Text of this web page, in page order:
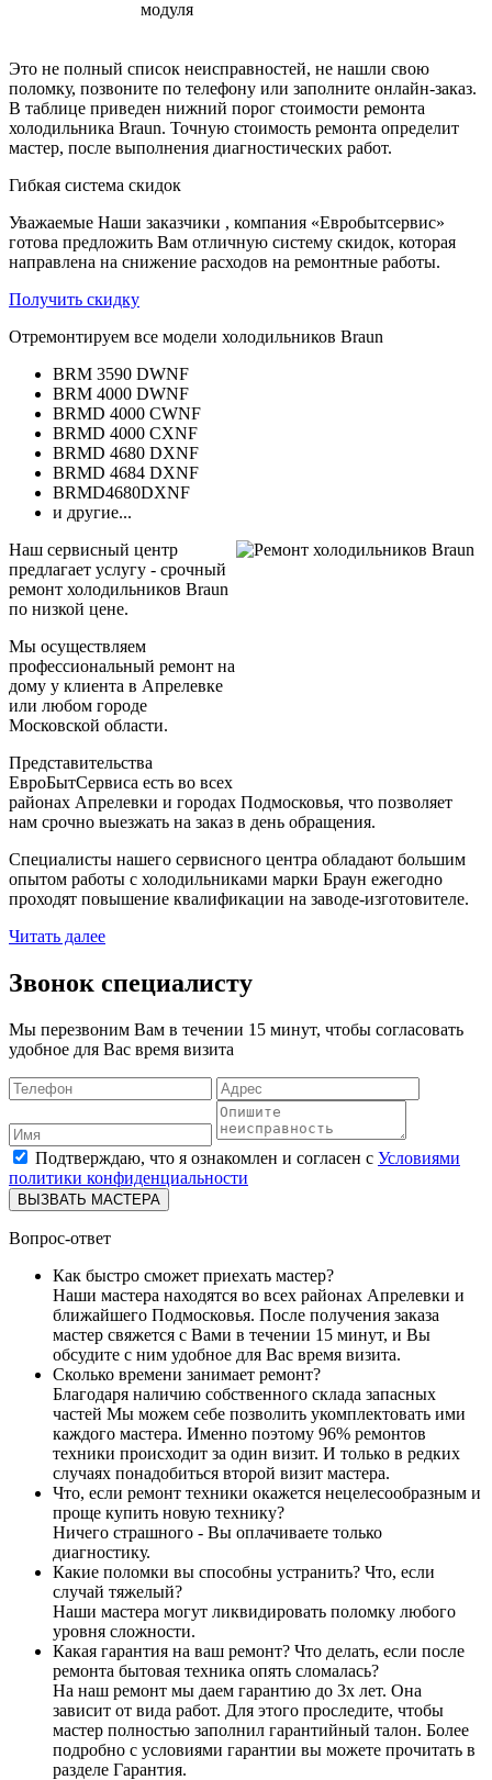
модуля
Это не полный список неисправностей, не нашли свою
поломку, позвоните по телефону или заполните онлайн-заказ.
В таблице приведен нижний порог стоимости ремонта
холодильника Braun. Точную стоимость ремонта определит
мастер, после выполнения диагностических работ.
Гибкая система скидок
Уважаемые Наши заказчики , компания «Евробытсервис»
готова предложить Вам отличную систему скидок, которая
направлена на снижение расходов на ремонтные работы.
Получить скидку
Отремонтируем все модели холодильников Braun
BRM 3590 DWNF
BRM 4000 DWNF
BRMD 4000 CWNF
BRMD 4000 CXNF
BRMD 4680 DXNF
BRMD 4684 DXNF
BRMD4680DXNF
и другие...
Наш сервисный центр
предлагает услугу - срочный
ремонт холодильников Braun
по низкой цене.
Мы осуществляем
профессиональный ремонт на
дому у клиента в Апрелевке
или любом городе
Московской области.
Представительства
ЕвроБытСервиса есть во всех
районах Апрелевки и городах Подмосковья, что позволяет
нам срочно выезжать на заказ в день обращения.
Специалисты нашего сервисного центра обладают большим
опытом работы с холодильниками марки Браун ежегодно
проходят повышение квалификации на заводе-изготовителе.
Читать далее
Звонок специалисту
Мы перезвоним Вам в течении 15 минут, чтобы согласовать
удобное для Вас время визита
Подтверждаю, что я ознакомлен и согласен с Условиями
политики конфиденциальности
ВЫЗВАТЬ МАСТЕРА
Вопрос-ответ
Как быстро сможет приехать мастер?
Наши мастера находятся во всех районах Апрелевки и
ближайшего Подмосковья. После получения заказа
мастер свяжется с Вами в течении 15 минут, и Вы
обсудите с ним удобное для Вас время визита.
Сколько времени занимает ремонт?
Благодаря наличию собственного склада запасных
частей Мы можем себе позволить укомплектовать ими
каждого мастера. Именно поэтому 96% ремонтов
техники происходит за один визит. И только в редких
случаях понадобиться второй визит мастера.
Что, если ремонт техники окажется нецелесообразным и
проще купить новую технику?
Ничего страшного - Вы оплачиваете только
диагностику.
Какие поломки вы способны устранить? Что, если
случай тяжелый?
Наши мастера могут ликвидировать поломку любого
уровня сложности.
Какая гарантия на ваш ремонт? Что делать, если после
ремонта бытовая техника опять сломалась?
На наш ремонт мы даем гарантию до 3х лет. Она
зависит от вида работ. Для этого проследите, чтобы
мастер полностью заполнил гарантийный талон. Более
подробно с условиями гарантии вы можете прочитать в
разделе Гарантия.